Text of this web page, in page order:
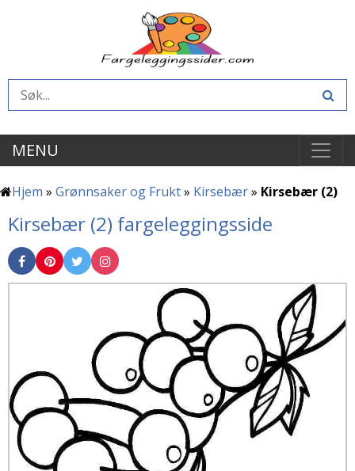
MENU
Hjem » Grønnsaker og Frukt» Kirsebær» Kirsebær (2)
Kirsebær (2) fargeleggingsside